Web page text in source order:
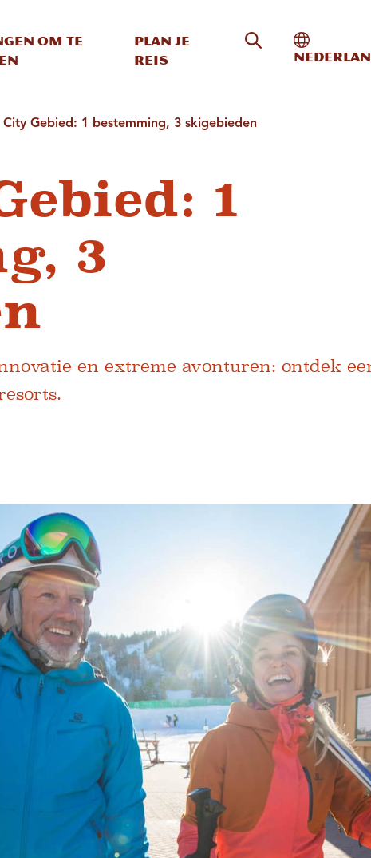
om te
Plan je
reis
Zoeken op de
City Gebied: 1 bestemming, 3 skigebieden
1
3
en extreme avonturen: ontdek